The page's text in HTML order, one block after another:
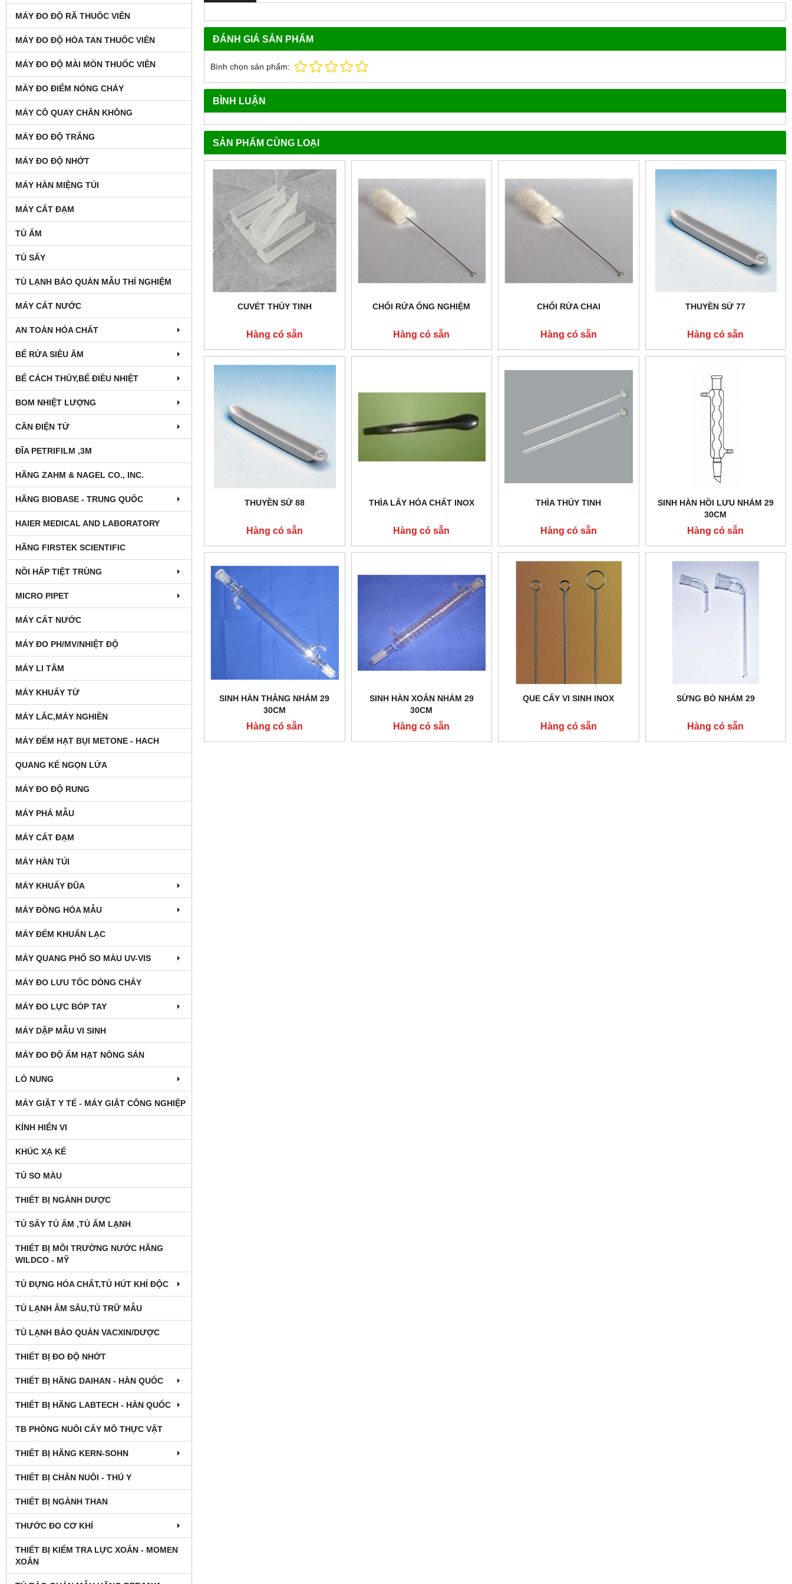
MÁY ĐO ĐỘ RÃ THUỐC VIÊN
MÁY ĐO ĐỘ HÒA TAN THUỐC VIÊN
MÁY ĐO ĐỘ MÀI MÒN THUỐC VIÊN
MÁY ĐO ĐIỂM NÓNG CHÁY
MÁY CÔ QUAY CHÂN KHÔNG
MÁY ĐO ĐỘ TRẮNG
MÁY ĐO ĐỘ NHỚT
MÁY HÀN MIỆNG TÚI
MÁY CẤT ĐẠM
TỦ ẤM
TỦ SẤY
TỦ LẠNH BẢO QUẢN MẪU THÍ NGHIỆM
MÁY CẤT NƯỚC
AN TOÀN HÓA CHẤT
BỂ RỬA SIÊU ÂM
BỂ CÁCH THỦY,BỂ ĐIỀU NHIỆT
BOM NHIỆT LƯỢNG
CÂN ĐIỆN TỬ
ĐĨA PETRIFILM ,3M
HÃNG ZAHM & NAGEL CO., INC.
HÃNG BIOBASE - TRUNG QUỐC
HAIER MEDICAL AND LABORATORY
HÃNG FIRSTEK SCIENTIFIC
NỒI HẤP TIỆT TRÙNG
MICRO PIPET
MÁY CẤT NƯỚC
MÁY ĐO PH/MV/NHIỆT ĐỘ
MÁY LI TÂM
MÁY KHUẤY TỪ
MÁY LẮC,MÁY NGHIỀN
MÁY ĐẾM HẠT BỤI METONE - HACH
QUANG KẾ NGỌN LỬA
MÁY ĐO ĐỘ RUNG
MÁY PHÁ MẪU
MÁY CẤT ĐẠM
MÁY HÀN TÚI
MÁY KHUẤY ĐŨA
MÁY ĐỒNG HÓA MẪU
MÁY ĐẾM KHUẨN LẠC
MÁY QUANG PHỔ SO MÀU UV-VIS
MÁY ĐO LƯU TỐC DÒNG CHẢY
MÁY ĐO LỰC BÓP TAY
MÁY DẬP MẪU VI SINH
MÁY ĐO ĐỘ ẨM HẠT NÔNG SẢN
LÒ NUNG
MÁY GIẶT Y TẾ - MÁY GIẶT CÔNG NGHIỆP
KÍNH HIỂN VI
KHÚC XẠ KẾ
TỦ SO MÀU
THIẾT BỊ NGÀNH DƯỢC
TỦ SẤY TỦ ẤM ,TỦ ẤM LẠNH
THIẾT BỊ MÔI TRƯỜNG NƯỚC HÃNG
WILDCO - MỸ
TỦ ĐỰNG HÓA CHẤT,TỦ HÚT KHÍ ĐỘC
TỦ LẠNH ÂM SÂU,TỦ TRỮ MẪU
TỦ LẠNH BẢO QUẢN VACXIN/DƯỢC
THIẾT BỊ ĐO ĐỘ NHỚT
THIẾT BỊ HÃNG DAIHAN - HÀN QUỐC
THIẾT BỊ HÃNG LABTECH - HÀN QUỐC
TB PHÒNG NUÔI CẤY MÔ THỰC VẬT
THIẾT BỊ HÃNG KERN-SOHN
THIẾT BỊ CHĂN NUÔI - THÚ Y
THIẾT BỊ NGÀNH THAN
THƯỚC ĐO CƠ KHÍ
THIẾT BỊ KIỂM TRA LỰC XOẮN - MOMEN
XOẮN
ĐÁNH GIÁ SẢN PHẨM
Bình chọn sản phẩm:
BÌNH LUẬN
SẢN PHẨM CÙNG LOẠI
CUVÉT THỦY TINH
Hàng có sẵn
CHỔI RỬA ỐNG NGHIỆM
Hàng có sẵn
CHỔI RỬA CHAI
Hàng có sẵn
THUYỀN SỨ 77
Hàng có sẵn
THUYỀN SỨ 88
Hàng có sẵn
THÌA LẤY HÓA CHẤT INOX
Hàng có sẵn
THÌA THỦY TINH
Hàng có sẵn
SINH HÀN HỒI LƯU NHÁM 29
30CM
Hàng có sẵn
SINH HÀN THẲNG NHÁM 29
30CM
Hàng có sẵn
SINH HÀN XOẮN NHÁM 29
30CM
Hàng có sẵn
QUE CẤY VI SINH INOX
Hàng có sẵn
SỪNG BÒ NHÁM 29
Hàng có sẵn